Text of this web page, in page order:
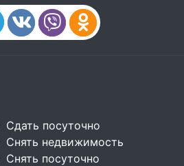
Сдать посуточно
Снять недвижимость
Снять посуточно